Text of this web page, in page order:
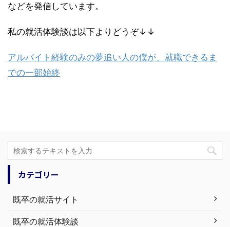
などを発信しています。
私の就活体験談は以下よりどうぞ↓↓
アルバイト経験のみの夢追い人の僕が、就職できるま
での一部始終
カテゴリー
既卒の就活サイト
既卒の就活体験談